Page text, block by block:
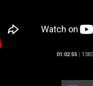
01:02:55 |